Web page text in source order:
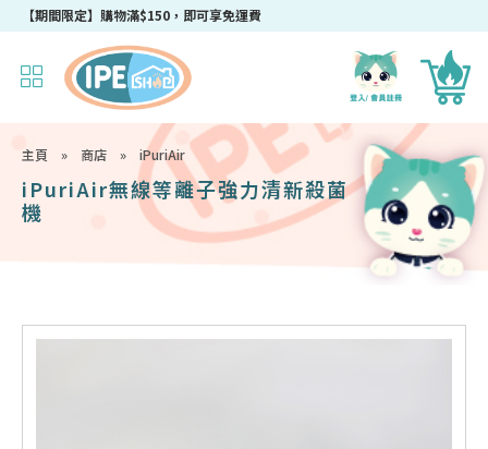
【期間限定】購物滿$150，即可享免運費
成為IPEshop會員，新會員即可獲得迎新$50購物優惠碼！
主頁 » 商店 » iPuriAir
iPuriAir無線等離子強力清新殺菌
機